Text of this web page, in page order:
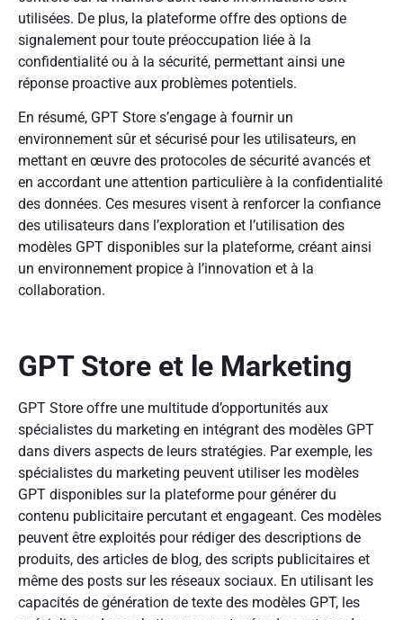
utilisées. De plus, la plateforme offre des options de
signalement pour toute préoccupation liée à la
confidentialité ou à la sécurité, permettant ainsi une
réponse proactive aux problèmes potentiels.
En résumé, GPT Store s’engage à fournir un
environnement sûr et sécurisé pour les utilisateurs, en
mettant en œuvre des protocoles de sécurité avancés et
en accordant une attention particulière à la confidentialité
des données. Ces mesures visent à renforcer la confiance
des utilisateurs dans l’exploration et l’utilisation des
modèles GPT disponibles sur la plateforme, créant ainsi
un environnement propice à l’innovation et à la
collaboration.
GPT Store et le Marketing
GPT Store offre une multitude d’opportunités aux
spécialistes du marketing en intégrant des modèles GPT
dans divers aspects de leurs stratégies. Par exemple, les
spécialistes du marketing peuvent utiliser les modèles
GPT disponibles sur la plateforme pour générer du
contenu publicitaire percutant et engageant. Ces modèles
peuvent être exploités pour rédiger des descriptions de
produits, des articles de blog, des scripts publicitaires et
même des posts sur les réseaux sociaux. En utilisant les
capacités de génération de texte des modèles GPT, les